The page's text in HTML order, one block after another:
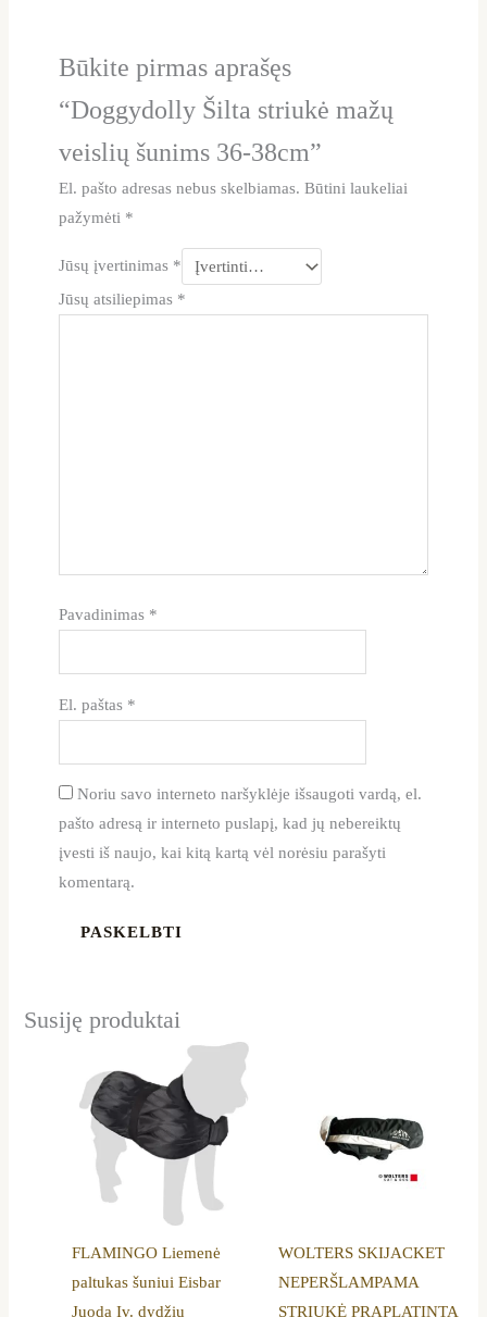
Būkite pirmas aprašęs
“Doggydolly Šilta striukė mažų
veislių šunims 36-38cm”
El. pašto adresas nebus skelbiamas. Būtini laukeliai
pažymėti *
Jūsų įvertinimas *
Jūsų atsiliepimas *
Pavadinimas *
El. paštas *
Noriu savo interneto naršyklėje išsaugoti vardą, el.
pašto adresą ir interneto puslapį, kad jų nebereiktų
įvesti iš naujo, kai kitą kartą vėl norėsiu parašyti
komentarą.
Susiję produktai
FLAMINGO Liemenė
paltukas šuniui Eisbar
Juoda Įv. dydžių
Price
range:
12,50 €
through
22,49 €
product
has
multiple
variants.
options
may
be
WOLTERS SKIJACKET
NEPERŠLAMPAMA
STRIUKĖ PRAPLATINTA
56,99 €
has
multiple
variants.
may
be